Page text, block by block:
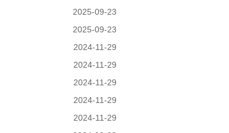
2025-09-23
2025-09-23
2024-11-29
2024-11-29
2024-11-29
2024-11-29
2024-11-29